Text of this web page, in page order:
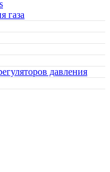
газа
давления